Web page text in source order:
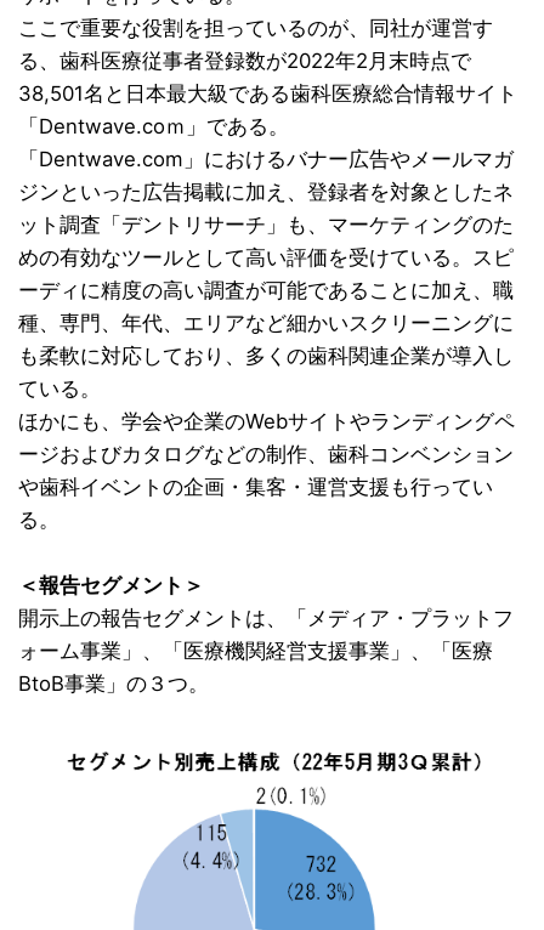
ここで重要な役割を担っているのが、同社が運営す
る、歯科医療従事者登録数が2022年2月末時点で
38,501名と日本最大級である歯科医療総合情報サイト
「Dentwave.coｍ」である。
「Dentwave.com」におけるバナー広告やメールマガ
ジンといった広告掲載に加え、登録者を対象としたネ
ット調査「デントリサーチ」も、マーケティングのた
めの有効なツールとして高い評価を受けている。スピ
ーディに精度の高い調査が可能であることに加え、職
種、専門、年代、エリアなど細かいスクリーニングに
も柔軟に対応しており、多くの歯科関連企業が導入し
ている。
ほかにも、学会や企業のWebサイトやランディングペ
ージおよびカタログなどの制作、歯科コンベンション
や歯科イベントの企画・集客・運営支援も行ってい
る。
＜報告セグメント＞
開示上の報告セグメントは、「メディア・プラットフ
ォーム事業」、「医療機関経営支援事業」、「医療
BtoB事業」の３つ。